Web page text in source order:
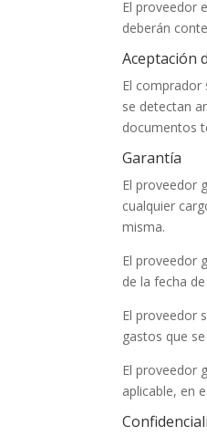
El proveedor
deberán
Aceptación
El comprador
se detectan
documentos
Garantía
El proveedor
cualquier
misma.
El proveedor
de la fecha
El proveedor
gastos que
El proveedor
aplicable, en